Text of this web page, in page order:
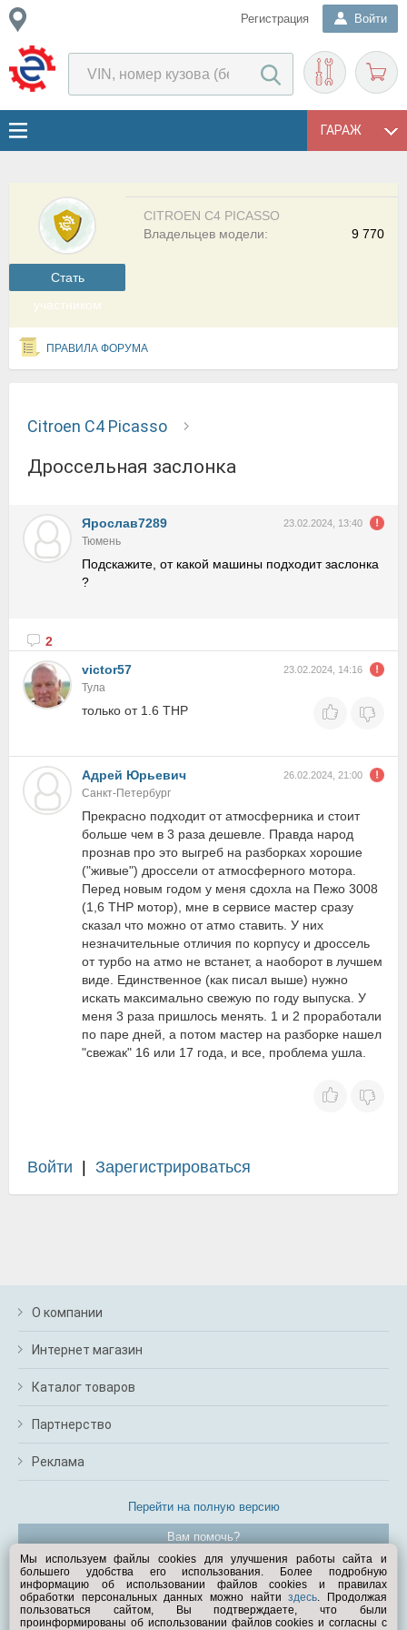
Регистрация Войти
ГАРАЖ
Cтать
участником
CITROEN C4 PICASSO
9 770
Владельцев модели:
ПРАВИЛА ФОРУМА
Citroen C4 Picasso
Дроссельная заслонка
Ярослав7289 23.02.2024, 13:40
Тюмень
Подскажите, от какой машины подходит заслонка
?
2
victor57
23.02.2024, 14:16
Тула
только от 1.6 THP
Адрей Юрьевич 26.02.2024, 21:00
Санкт-Петербург
Прекрасно подходит от атмосферника и стоит
больше чем в 3 раза дешевле. Правда народ
прознав про это выгреб на разборках хорошие
("живые") дроссели от атмосферного мотора.
Перед новым годом у меня сдохла на Пежо 3008
(1,6 ТНР мотор), мне в сервисе мастер сразу
сказал что можно от атмо ставить. У них
незначительные отличия по корпусу и дроссель
от турбо на атмо не встанет, а наоборот в лучшем
виде. Единственное (как писал выше) нужно
искать максимально свежую по году выпуска. У
меня 3 раза пришлось менять. 1 и 2 проработали
по паре дней, а потом мастер на разборке нашел
"свежак" 16 или 17 года, и все, проблема ушла.
Войти Зарегистрироваться
О компании
Интернет магазин
Каталог товаров
Партнерство
Реклама
Перейти на полную версию
Вам помочь?
© Exist.ru 1998—2026
Мы используем файлы cookies для улучшения работы сайта и
большего удобства его использования. Более подробную
информацию об использовании файлов cookies и правилах
обработки персональных данных можно найтиздесь. Продолжая
пользоваться сайтом, Вы подтверждаете, что были
проинформированы об использовании файлов cookies и согласны с